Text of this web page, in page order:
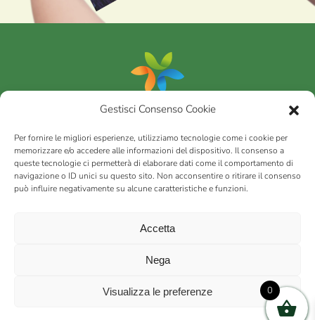
Gestisci Consenso Cookie
Per fornire le migliori esperienze, utilizziamo tecnologie come i cookie per
memorizzare e/o accedere alle informazioni del dispositivo. Il consenso a
queste tecnologie ci permetterà di elaborare dati come il comportamento di
navigazione o ID unici su questo sito. Non acconsentire o ritirare il consenso
può influire negativamente su alcune caratteristiche e funzioni.
Accetta
Nega
Visualizza le preferenze
Portfolio
AGRICOMs.r.l.
via Montalbano 65 51100 Case Nuove di Masiano (PT) | codice
Int. versato | Repertorio Economico Amministrativo C.C.I.A.A. di
Privacy policy
0